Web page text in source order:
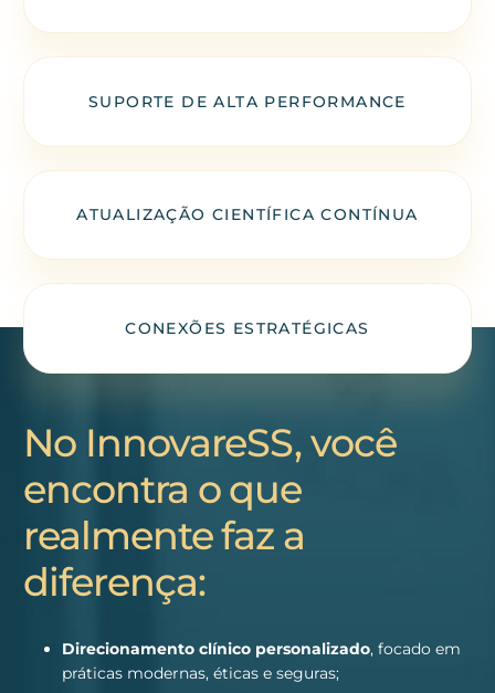
SUPORTE DE ALTA PERFORMANCE
ATUALIZAÇÃO CIENTÍFICA CONTÍNUA
CONEXÕES ESTRATÉGICAS
No InnovareSS, você
encontra o que
realmente faz a
diferença:
Direcionamento clínico personalizado, focado em
práticas modernas, éticas e seguras;